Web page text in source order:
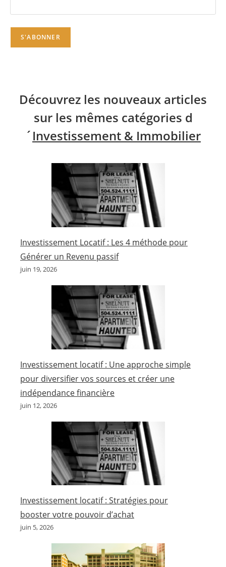
Découvrez les nouveaux articles
sur les mêmes catégories d
´Investissement & Immobilier
Investissement Locatif : Les 4 méthode pour
Générer un Revenu passif
juin 19, 2026
Investissement locatif : Une approche simple
pour diversifier vos sources et créer une
indépendance financière
juin 12, 2026
Investissement locatif : Stratégies pour
booster votre pouvoir d’achat
juin 5, 2026